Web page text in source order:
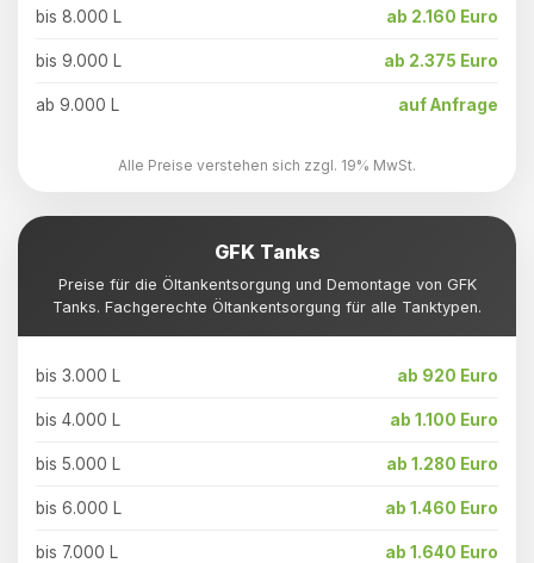
bis 8.000 L ab 2.160 Euro
bis 9.000 L ab 2.375 Euro
ab 9.000 L auf Anfrage
Alle Preise verstehen sich zzgl. 19% MwSt.
GFK Tanks
Preise für die Öltankentsorgung und Demontage von GFK
Tanks. Fachgerechte Öltankentsorgung für alle Tanktypen.
bis 3.000 L ab 920 Euro
bis 4.000 L ab 1.100 Euro
bis 5.000 L ab 1.280 Euro
bis 6.000 L ab 1.460 Euro
bis 7.000 L ab 1.640 Euro